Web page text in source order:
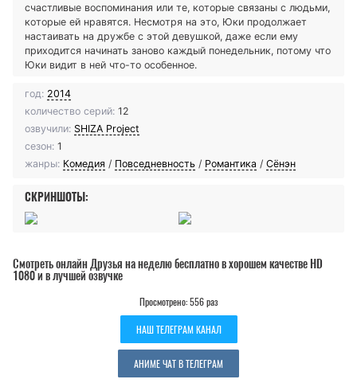
счастливые воспоминания или те, которые связаны с людьми,
которые ей нравятся. Несмотря на это, Юки продолжает
настаивать на дружбе с этой девушкой, даже если ему
приходится начинать заново каждый понедельник, потому что
Юки видит в ней что-то особенное.
год: 2014
количество серий: 12
озвучили: SHIZA Project
сезон: 1
жанры: Комедия / Повседневность / Романтика / Сёнэн
СКРИНШОТЫ:
Смотреть онлайн Друзья на неделю бесплатно в хорошем качестве HD
1080 и в лучшей озвучке
Просмотрено: 556 раз
НАШ ТЕЛЕГРАМ КАНАЛ
АНИМЕ ЧАТ В ТЕЛЕГРАМ